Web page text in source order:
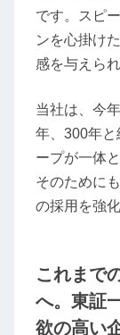
です。スピ
ンを心掛け
感を与えら
当社は、今
年、300年
ープが一体
そのために
の採用を強
これまで
へ。東証
欲の高い